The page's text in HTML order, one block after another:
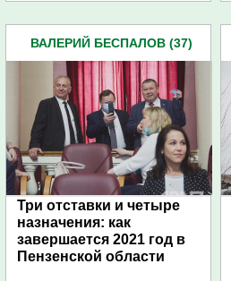
ВАЛЕРИЙ БЕСПАЛОВ (37)
Три отставки и четыре
назначения: как
завершается 2021 год в
Пензенской области